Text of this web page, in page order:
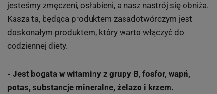
jesteśmy zmęczeni, osłabieni, a nasz nastrój się obniża.
Kasza ta, będąca produktem zasadotwórczym jest
doskonałym produktem, który warto włączyć do
codziennej diety.
- Jest bogata w witaminy z grupy B, fosfor, wapń,
potas, substancje mineralne, żelazo i krzem.